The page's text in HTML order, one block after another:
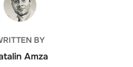
BY
Amza